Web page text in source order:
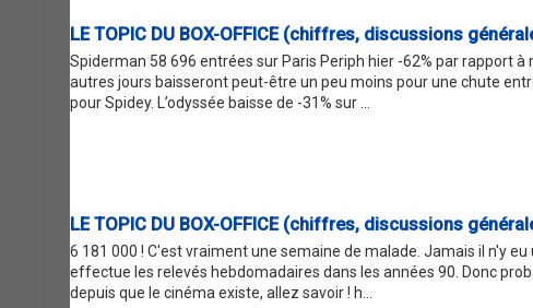
LE TOPIC DU BOX-OFFICE (chiffres, discussions
Spiderman 58 696 entrées sur Paris Periph hier -62% par rapport
autres jours baisseront peut-être un peu moins pour une chute
pour Spidey. L’odyssée baisse de -31% sur ...
LE TOPIC DU BOX-OFFICE (chiffres, discussions
6 181 000 ! C'est vraiment une semaine de malade. Jamais il n'y
effectue les relevés hebdomadaires dans les années 90. Donc
depuis que le cinéma existe, allez savoir ! h...